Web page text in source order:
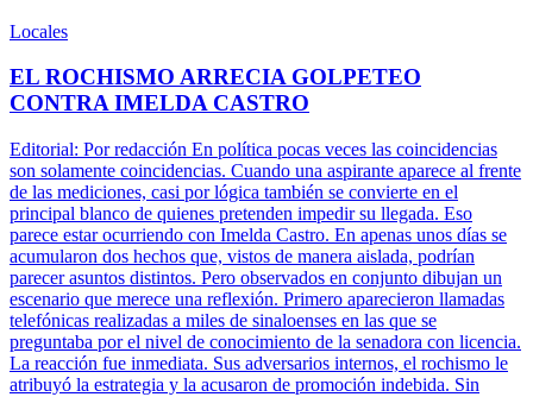
Locales
EL ROCHISMO ARRECIA GOLPETEO
CONTRA IMELDA CASTRO
Editorial: Por redacción En política pocas veces las coincidencias
son solamente coincidencias. Cuando una aspirante aparece al frente
de las mediciones, casi por lógica también se convierte en el
principal blanco de quienes pretenden impedir su llegada. Eso
parece estar ocurriendo con Imelda Castro. En apenas unos días se
acumularon dos hechos que, vistos de manera aislada, podrían
parecer asuntos distintos. Pero observados en conjunto dibujan un
escenario que merece una reflexión. Primero aparecieron llamadas
telefónicas realizadas a miles de sinaloenses en las que se
preguntaba por el nivel de conocimiento de la senadora con licencia.
La reacción fue inmediata. Sus adversarios internos, el rochismo le
atribuyó la estrategia y la acusaron de promoción indebida. Sin